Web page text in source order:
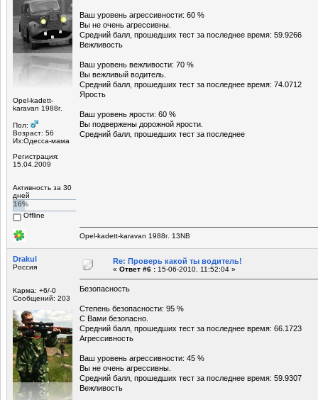
Opel-kadett-
karavan 1988г.
Пол:
Возраст: 56
Из:Одесса-мама
Регистрация:
15.04.2009
Активность за 30
дней
16%
Offline
Ваш уровень агрессивности: 60 %
Вы не очень агрессивны.
Средний балл, прошедших тест за последнее время: 59.9266
Вежливость
Ваш уровень вежливости: 70 %
Вы вежливый водитель.
Средний балл, прошедших тест за последнее время: 74.0712
Ярость
Ваш уровень ярости: 60 %
Вы подвержены дорожной ярости.
Средний балл, прошедших тест за последнее
Opel-kadett-karavan 1988г. 13NB
Drakul
Россия
Карма: +6/-0
Сообщений: 203
Re: Проверь какой ты водитель!
« Ответ #6 : 15-06-2010, 11:52:04 »
Безопасность
Степень безопасности: 95 %
С Вами безопасно.
Средний балл, прошедших тест за последнее время: 66.1723
Агрессивность
Ваш уровень агрессивности: 45 %
Вы не очень агрессивны.
Средний балл, прошедших тест за последнее время: 59.9307
Вежливость